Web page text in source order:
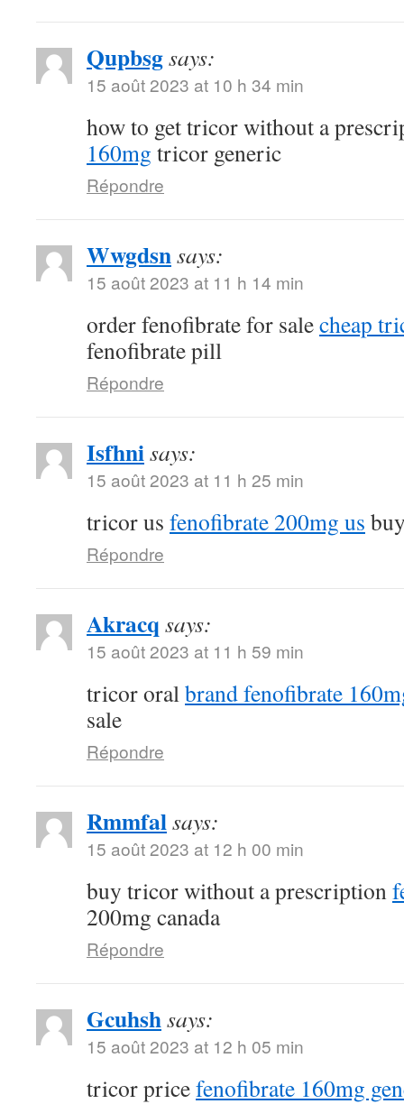
Qupbsgsays:
15 août 2023 at 10 h 34 min
how to get tricor without a
160mg tricor generic
Répondre
Wwgdsnsays:
15 août 2023 at 11 h 14 min
order fenofibrate for salecheap
fenofibrate pill
Répondre
Isfhnisays:
15 août 2023 at 11 h 25 min
tricor us fenofibrate 200mg us
Répondre
Akracq says:
15 août 2023 at 11 h 59 min
tricor oralbrand fenofibrate
sale
Répondre
Rmmfalsays:
15 août 2023 at 12 h 00 min
buy tricor without a prescription
200mg canada
Répondre
Gcuhshsays:
15 août 2023 at 12 h 05 min
tricor pricefenofibrate 160mg